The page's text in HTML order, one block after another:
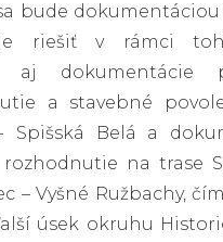
bude
riešiť v rámci
aj dokumentácie
a stavebné
Spišská Belá a
na trase
– Vyšné Ružbachy,
úsek okruhu